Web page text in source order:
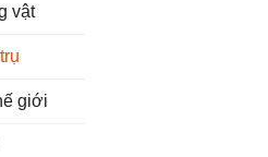
vật
giới